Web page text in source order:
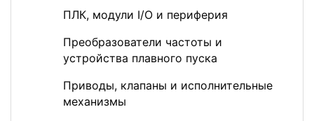
ПЛК, модули I/O и периферия
Преобразователи частоты и
устройства плавного пуска
Приводы, клапаны и исполнительные
механизмы